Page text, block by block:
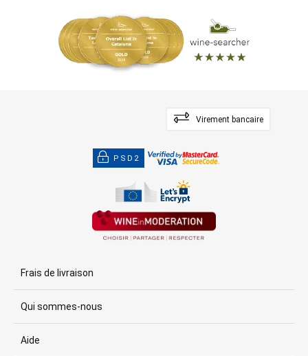
Virement bancaire
PSD2
Frais de livraison
Qui sommes-nous
Aide